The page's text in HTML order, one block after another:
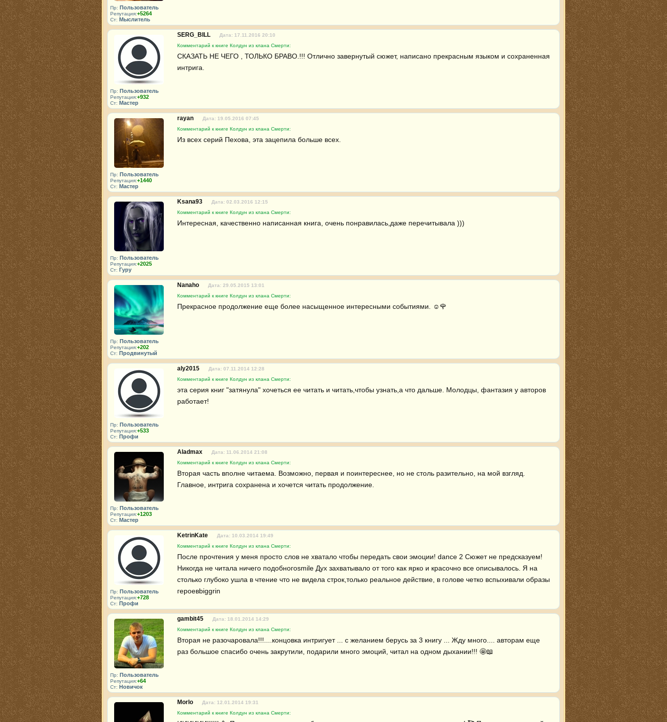
Пр: Пользователь
Репутация:+5264
Ст: Мыслитель
Пр: Пользователь
Репутация:+932
Ст: Мастер
SERG_BILL
Дата: 17.11.2016 20:10
Комментарий к книге Колдун из клана Смерти:
СКАЗАТЬ НЕ ЧЕГО , ТОЛЬКО БРАВО.!!! Отлично завернутый сюжет, написано прекрасным языком и сохраненная
интрига.
Пр: Пользователь
Репутация:+1440
Ст: Мастер
rayan
Дата: 19.05.2016 07:45
Комментарий к книге Колдун из клана Смерти:
Из всех серий Пехова, эта зацепила больше всех.
Пр: Пользователь
Репутация:+2025
Ст: Гуру
Ksana93
Дата: 02.03.2016 12:15
Комментарий к книге Колдун из клана Смерти:
Интересная, качественно написанная книга, очень понравилась,даже перечитывала )))
Пр: Пользователь
Репутация:+202
Ст: Продвинутый
Nanaho
Дата: 29.05.2015 13:01
Комментарий к книге Колдун из клана Смерти:
Прекрасное продолжение еще более насыщенное интересными событиями. ☺️🌹
Пр: Пользователь
Репутация:+533
Ст: Профи
aly2015
Дата: 07.11.2014 12:28
Комментарий к книге Колдун из клана Смерти:
эта серия книг "затянула" хочеться ее читать и читать,чтобы узнать,а что дальше. Молодцы, фантазия у авторов
работает!
Пр: Пользователь
Репутация:+1203
Ст: Мастер
Aladmax
Дата: 11.06.2014 21:08
Комментарий к книге Колдун из клана Смерти:
Вторая часть вполне читаема. Возможно, первая и поинтереснее, но не столь разительно, на мой взгляд.
Главное, интрига сохранена и хочется читать продолжение.
Пр: Пользователь
Репутация:+728
Ст: Профи
KetrinKate
Дата: 10.03.2014 19:49
Комментарий к книге Колдун из клана Смерти:
После прочтения у меня просто слов не хватало чтобы передать свои эмоции! dance 2 Сюжет не предсказуем!
Никогда не читала ничего подобногоsmile Дух захватывало от того как ярко и красочно все описывалось. Я на
столько глубоко ушла в чтение что не видела строк,только реальное действие, в голове четко вспыхивали образы
героевbiggrin
Пр: Пользователь
Репутация:+64
Ст: Новичок
gambit45
Дата: 18.01.2014 14:29
Комментарий к книге Колдун из клана Смерти:
Вторая не разочаровала!!!....концовка интригует ... с желанием берусь за 3 книгу ... Жду много.... авторам еще
раз большое спасибо очень закрутили, подарили много эмоций, читал на одном дыхании!!! 🤩📖
Morlo
Дата: 12.01.2014 19:31
Комментарий к книге Колдун из клана Смерти: